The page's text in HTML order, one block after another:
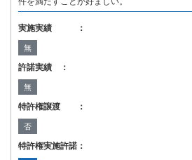
実施実績 ：
無
許諾実績 ：
無
特許権譲渡 ：
否
特許権実施許諾：